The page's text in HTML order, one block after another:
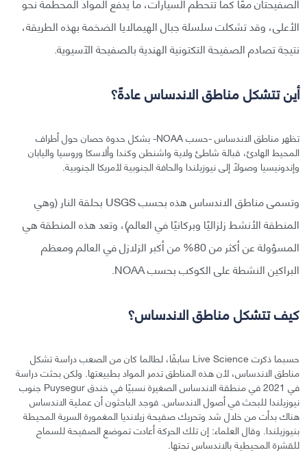
الأعلى، وقد تشكلت سلسلة جبال الهيمالايا الضخمة بهذه الطريقة،
نتيجة تصادم الصفيحة التكتونية الهندية بالصفيحة الآسيوية.
أين تتشكل مناطق الاندساس عادةً؟
تظهر مناطق الاندساس -حسب NOAA- بشكل حدوة حصان حول أطراف
المحيط الهادئ، قبالة شاطئ ولاية واشنطن وكندا وألاسكا وروسيا واليابان
وإندونيسيا وصولاً إلى نيوزيلندا والحافة الجنوبية لأمريكا الجنوبية.
وتسمى مناطق الاندساس هذه بحسب USGS بحلقة النار (وهي
المنطقة الأنشط زلزاليًا وبركانيًا في العالم)، وتعد هذه المنطقة هي
المسؤولة عن أكثر من 80% من أكبر الزلازل في العالم ومعظم
البراكين النشطة على الكوكب بحسب NOAA.
كيف تتشكل مناطق الاندساس؟
حسبما ذكرت Live Science سابقًا، لطالما كان من الصعب دراسة تشكل
مناطق الاندساس، لأن هذه المناطق تدمر المواد بطبيعتها. ولكن بحثت دراسة
في 2021 في منطقة الاندساس الصغيرة نسبيًا في خندق Puysegur جنوب
نيوزيلندا للبحث في أصول الاندساس. فوجد الباحثون أن عملية الاندساس
هناك بدأت من خلال شد وتحريك صفيحة زيلانديا المغمورة السرية المحيطة
بنيوزيلندا. وقال العلماء: إن تلك الحركة أعادت تموضع الصفيحة للسماح
للقشرة المحيطية بالاندساس تحتها.